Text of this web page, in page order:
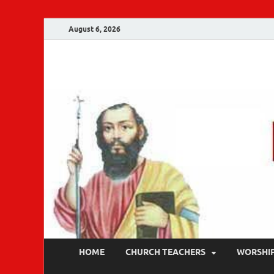
August 6, 2026
HOME CHURCH TEACHERS